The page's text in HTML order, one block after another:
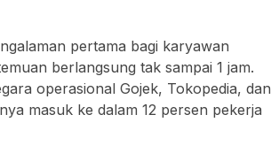
pertama bagi karyawan
berlangsung tak sampai 1 jam.
operasional Gojek, Tokopedia, dan
masuk ke dalam 12 persen pekerja